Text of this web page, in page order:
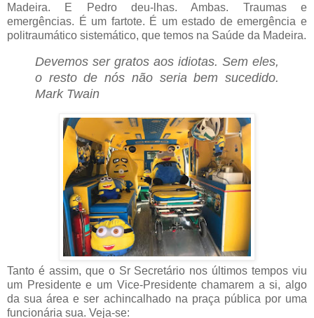
Madeira. E Pedro deu-lhas. Ambas. Traumas e
emergências. É um fartote. É um estado de emergência e
politraumático sistemático, que temos na Saúde da Madeira.
Devemos ser gratos aos idiotas. Sem eles,
o resto de nós não seria bem sucedido.
Mark Twain
Tanto é assim, que o Sr Secretário nos últimos tempos viu
um Presidente e um Vice-Presidente chamarem a si, algo
da sua área e ser achincalhado na praça pública por uma
funcionária sua. Veja-se: